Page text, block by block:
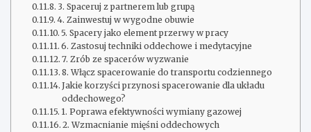
3. Spaceruj z partnerem lub grupą
4. Zainwestuj w wygodne obuwie
5. Spacery jako element przerwy w pracy
6. Zastosuj techniki oddechowe i medytacyjne
7. Zrób ze spacerów wyzwanie
8. Włącz spacerowanie do transportu codziennego
Jakie korzyści przynosi spacerowanie dla układu
oddechowego?
1. Poprawa efektywności wymiany gazowej
2. Wzmacnianie mięśni oddechowych